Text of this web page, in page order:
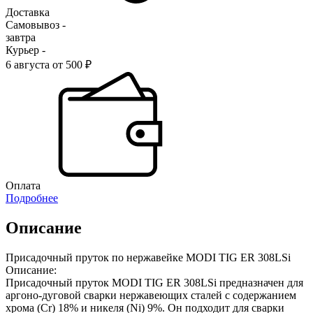
Доставка
Самовывоз -
завтра
Курьер -
6 августа от 500 ₽
Оплата
Подробнее
Описание
Присадочный пруток по нержавейке MODI TIG ER 308LSi
Описание:
Присадочный пруток MODI TIG ER 308LSi предназначен для
аргоно-дуговой сварки нержавеющих сталей с содержанием
хрома (Cr) 18% и никеля (Ni) 9%. Он подходит для сварки